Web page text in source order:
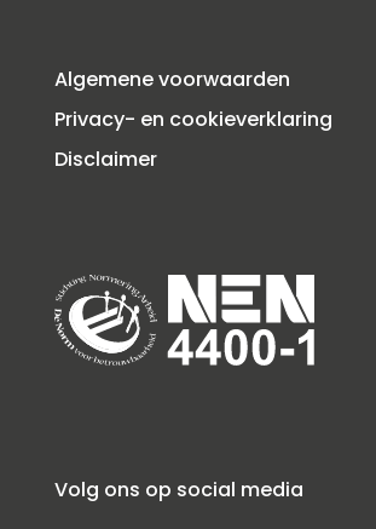
Algemene voorwaarden
Privacy- en cookieverklaring
Disclaimer
Volg ons op social media